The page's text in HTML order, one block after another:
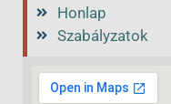
Honlap
Szabályzatok